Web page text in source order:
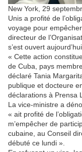
New York, 29
Unis a profité de
voyage pour
directeur de
s’est ouvert
« Cette action
de Cuba, pays
déclaré Tania
publique et docteure
déclarations à Prensa
La vice-ministre a
« ait profité de
m’empêcher de
cubaine, au Conseil
débuté ce lundi ».